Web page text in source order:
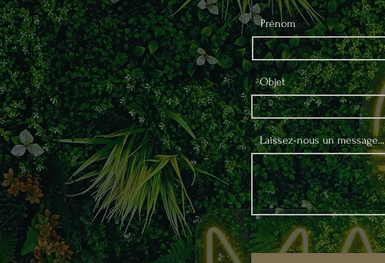
Prénom
Objet
Laissez-nous un message...